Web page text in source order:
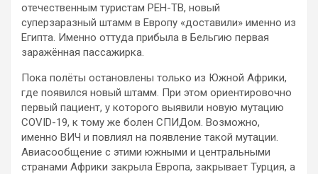
отечественным туристам РЕН-ТВ, новый
суперзаразный штамм в Европу «доставили» именно из
Египта. Именно оттуда прибыла в Бельгию первая
заражённая пассажирка.
Пока полёты остановлены только из Южной Африки,
где появился новый штамм. При этом ориентировочно
первый пациент, у которого выявили новую мутацию
COVID-19, к тому же болен СПИДом. Возможно,
именно ВИЧ и повлиял на появление такой мутации.
Авиасообщение с этими южными и центральными
странами Африки закрыла Европа, закрывает Турция, а